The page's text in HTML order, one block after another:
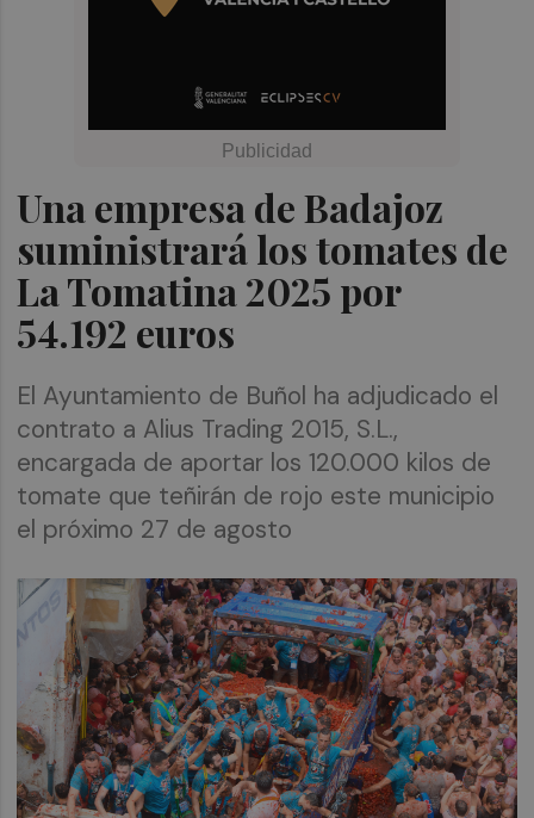
Una empresa de Badajoz
suministrará los tomates de
La Tomatina 2025 por
54.192 euros
El Ayuntamiento de Buñol ha adjudicado el
contrato a Alius Trading 2015, S.L.,
encargada de aportar los 120.000 kilos de
tomate que teñirán de rojo este municipio
el próximo 27 de agosto